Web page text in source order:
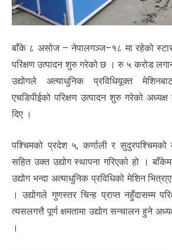
बाँके ८ असोज – नेपालगञ्ज–१८ मा रहेको स्टार
परिक्षण उत्पादन शुरु गरेको छ । रु ५ करोड
उद्योगले अत्याधुनिक प्रविधियूक्त
एचडिपीईको परिक्षण उत्पादन शुरु गरेको
दिए ।
पश्चिमको प्रदेश ५, कर्णाली र सुदुरपश्चिमको
सहित उक्त उद्योग स्थापना गरिएको हो ।
उद्योग भन्दा अत्याधुनिक प्रविधिको मेशिन
। उद्योगले गुणस्तर चिन्ह प्राप्त नहुँदासम्म
त्यसलगत्तै पूर्ण क्षमतामा उद्योग सन्चालन हुने
।